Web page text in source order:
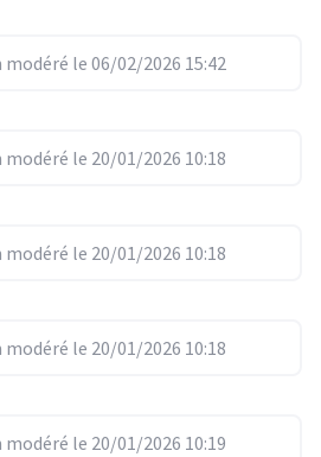
le 06/02/2026 15:42
le 20/01/2026 10:18
le 20/01/2026 10:18
le 20/01/2026 10:18
le 20/01/2026 10:19